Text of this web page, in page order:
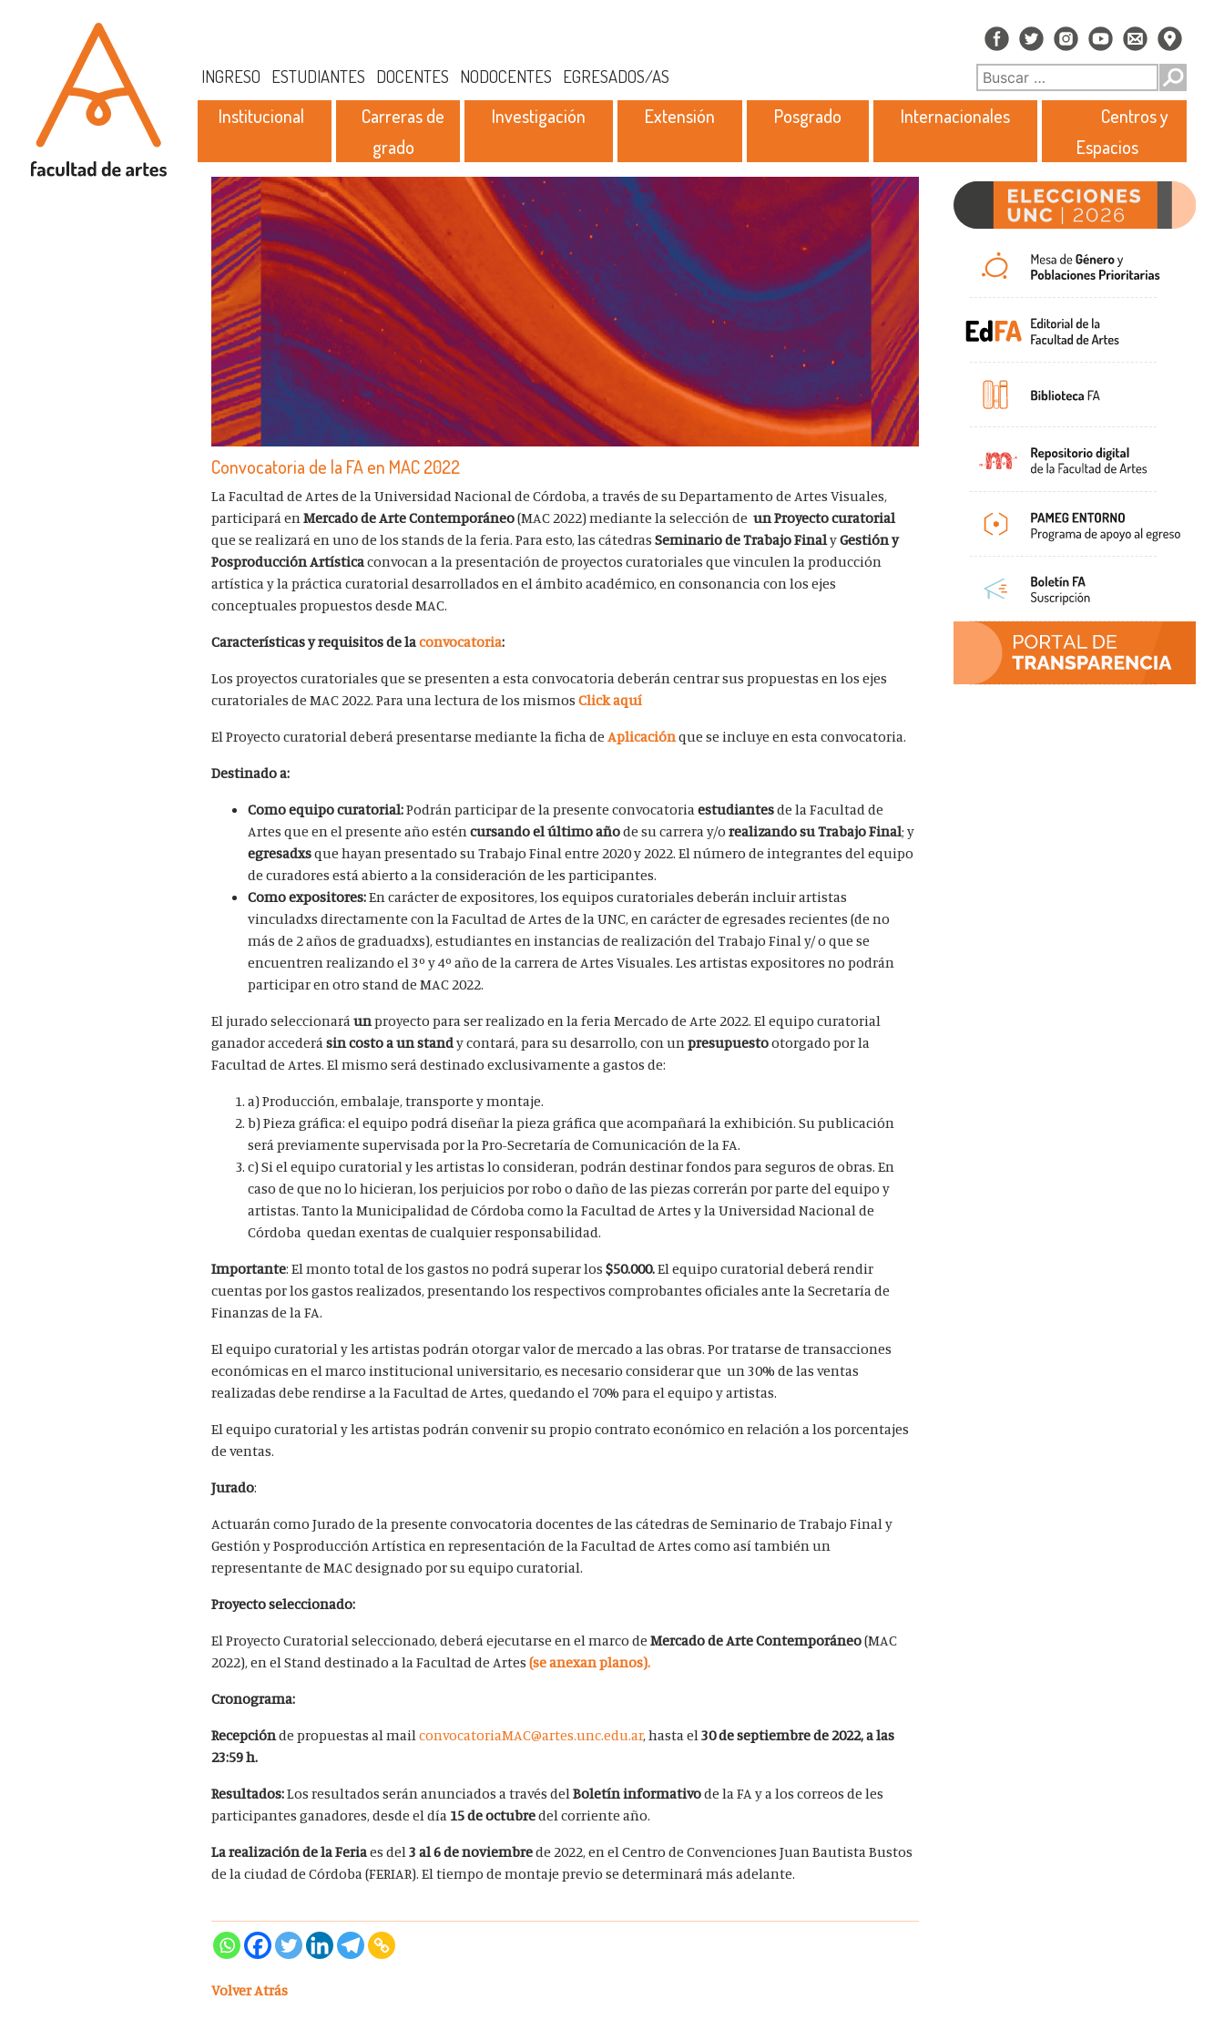
INGRESO ESTUDIANTES DOCENTES NODOCENTES EGRESADOS/AS
Institucional
Carreras de
grado
Investigación Extensión Posgrado Internacionales
Centros y
Espacios
Convocatoria de la FA en MAC 2022
La Facultad de Artes de la Universidad Nacional de Córdoba, a través de su Departamento de Artes Visuales,
participará enMercado de Arte Contemporáneo(MAC 2022) mediante la selección deun Proyecto curatorial
que se realizará en uno de los stands de la feria. Para esto, las cátedrasSeminario de Trabajo FinalyGestión y
Posproducción Artísticaconvocan a la presentación de proyectos curatoriales que vinculen la producción
artística y la práctica curatorial desarrollados en el ámbito académico, en consonancia con los ejes
conceptuales propuestos desde MAC.
Características y requisitos de laconvocatoria:
Los proyectos curatoriales que se presenten a esta convocatoria deberán centrar sus propuestas en los ejes
curatoriales de MAC 2022.Para una lectura de los mismosClick aquí
El Proyecto curatorial deberá presentarse mediante la ficha deAplicaciónque se incluye en esta convocatoria.
Destinado a:
Como equipo curatorial:Podrán participar de la presente convocatoriaestudiantesde la Facultad de
Artes que en el presente año esténcursando el último añode su carrera y/orealizando su Trabajo Final; y
egresadxsque hayan presentado su Trabajo Final entre 2020 y 2022. El número de integrantes del equipo
de curadores está abierto a la consideración de les participantes.
Como expositores:En carácter de expositores, los equipos curatoriales deberán incluir artistas
vinculadxs directamente con la Facultad de Artes de la UNC, en carácter de egresades recientes (de no
más de 2 años de graduadxs), estudiantes en instancias de realización del Trabajo Final y/ o que se
encuentren realizando el 3º y 4º año de la carrera de Artes Visuales. Les artistas expositores no podrán
participar en otro stand de MAC 2022.
El jurado seleccionaráunproyecto para ser realizado en la feria Mercado de Arte 2022. El equipo curatorial
ganador accederásin costo a un standy contará, para su desarrollo, con unpresupuestootorgado por la
Facultad de Artes. El mismo será destinado exclusivamente a gastos de:
a)Producción, embalaje, transporte y montaje.
b)Pieza gráfica: el equipo podrá diseñar la pieza gráfica que acompañará la exhibición. Su publicación
será previamente supervisada por la Pro-Secretaría de Comunicación de la FA.
c) Si el equipo curatorial y les artistas lo consideran, podrán destinar fondos paraseguros de obras. En
caso de que no lo hicieran, los perjuicios por robo o daño de las piezas correrán por parte del equipo y
artistas. Tanto la Municipalidad de Córdoba como la Facultad de Artes y la Universidad Nacional de
Córdoba quedan exentas de cualquier responsabilidad.
Importante: El monto total de los gastos no podrá superar los$50.000.El equipo curatorial deberá rendir
cuentas por los gastos realizados, presentando los respectivos comprobantes oficiales ante la Secretaría de
Finanzas de la FA.
El equipo curatorial y les artistas podrán otorgar valor de mercado a las obras. Por tratarse de transacciones
económicas en el marco institucional universitario, es necesario considerar que un 30% de las ventas
realizadas debe rendirse a la Facultad de Artes, quedando el 70% para el equipo y artistas.
El equipo curatorial y les artistas podrán convenir su propio contrato económico en relación a los porcentajes
de ventas.
Jurado:
Actuarán como Jurado de la presente convocatoria docentes de las cátedras de Seminario de Trabajo Final y
Gestión y Posproducción Artística en representación de la Facultad de Artes como así también un
representante de MAC designado por su equipo curatorial.
Proyecto seleccionado:
El Proyecto Curatorial seleccionado, deberá ejecutarse en el marco deMercado de Arte Contemporáneo(MAC
2022), en el Stand destinado a la Facultad de Artes (se anexan planos).
Cronograma:
Recepciónde propuestas al mailconvocatoriaMAC@artes.unc.edu.ar, hasta el30 de septiembre de 2022, a las
23:59 h.
Resultados:Los resultados serán anunciados a través delBoletín informativode la FA y a los correos de les
participantes ganadores, desde el día 15 de octubredel corriente año.
La realización de la Feriaes del3 al 6 de noviembrede 2022, en el Centro de Convenciones Juan Bautista Bustos
de la ciudad de Córdoba (FERIAR). El tiempo de montaje previo se determinará más adelante.
Volver Atrás